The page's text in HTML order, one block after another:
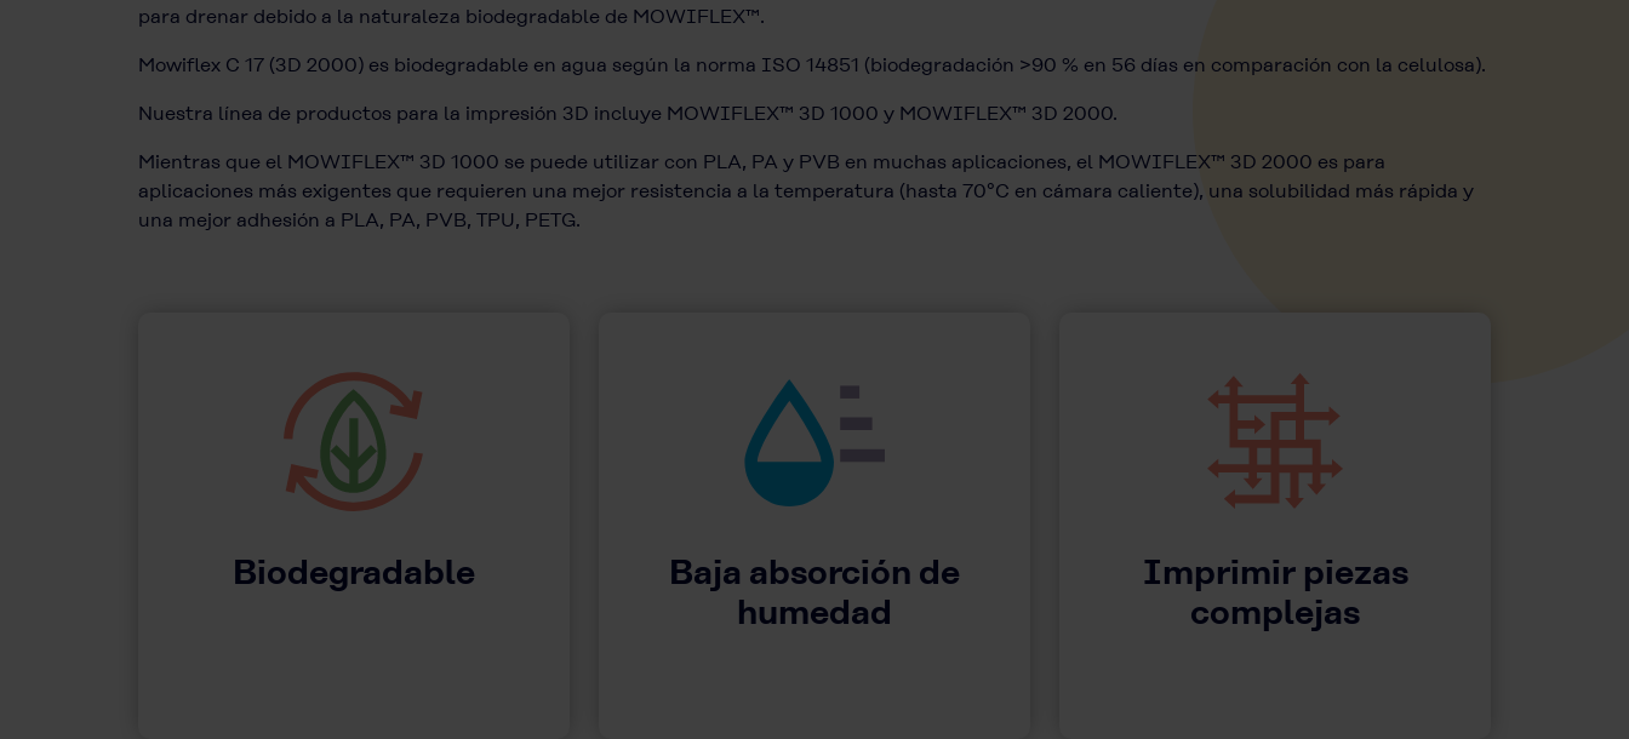
para drenar debido a la naturaleza biodegradable de MOWIFLEX™.
Mowiflex C 17 (3D 2000) es biodegradable en agua según la norma ISO 14851 (biodegradación >90 % en 56 días en comparación con la celulosa).
Nuestra línea de productos para la impresión 3D incluye MOWIFLEX™ 3D 1000 y MOWIFLEX™ 3D 2000.
Mientras que el MOWIFLEX™ 3D 1000 se puede utilizar con PLA, PA y PVB en muchas aplicaciones, el MOWIFLEX™ 3D 2000 es para
aplicaciones más exigentes que requieren una mejor resistencia a la temperatura (hasta 70°C en cámara caliente), una solubilidad más rápida y
una mejor adhesión a PLA, PA, PVB, TPU, PETG.
Biodegradable
Baja absorción de
humedad
Imprimir piezas
complejas